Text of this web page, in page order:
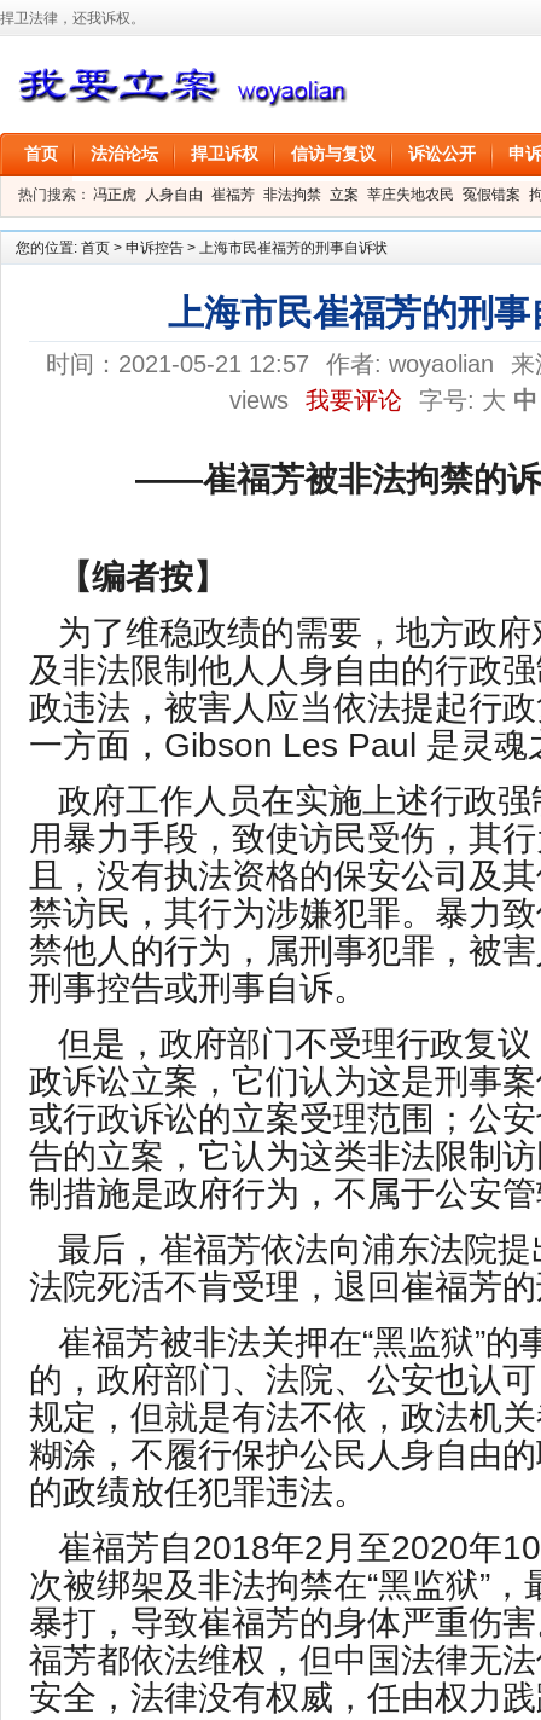
捍卫法律，还我诉权。
首页 法治论坛 捍卫诉权 信访与复议 诉讼公开 申
热门搜索： 冯正虎 人身自由 崔福芳 非法拘禁 立案 莘庄失地农民 冤假错案
叶剑 刑事拘留 信息公开 叶桂香
您的位置: 首页 > 申诉控告 > 上海市民崔福芳的刑事自诉状
上海市民崔福芳的刑事
时间：2021-05-21 12:57 作者: woyaolian
views
我要评论 字号: 大 中
——崔福芳被非法拘禁的
【编者按】
为了维稳政绩的需要，地方政
及非法限制他人人身自由的行政
政违法，被害人应当依法提起行
一方面， Gibson Les Paul 是灵魂
政府工作人员在实施上述行政
用暴力手段，致使访民受伤，其
且，没有执法资格的保安公司及
禁访民，其行为涉嫌犯罪。暴力
禁他人的行为，属刑事犯罪，被
刑事控告或刑事自诉。
但是，政府部门不受理行政复
政诉讼立案，它们认为这是刑事
或行政诉讼的立案受理范围；公
告的立案，它认为这类非法限制
制措施是政府行为，不属于公安
最后，崔福芳依法向浦东法院
法院死活不肯受理，退回崔福芳
崔福芳被非法关押在“黑监狱”的
的，政府部门、法院、公安也认
规定，但就是有法不依，政法机
糊涂，不履行保护公民人身自由
的政绩放任犯罪违法。
崔福芳自2018年2月至2020年
次被绑架及非法拘禁在“黑监狱”
暴打，导致崔福芳的身体严重伤
福芳都依法维权，但中国法律无
安全，法律没有权威，任由权力